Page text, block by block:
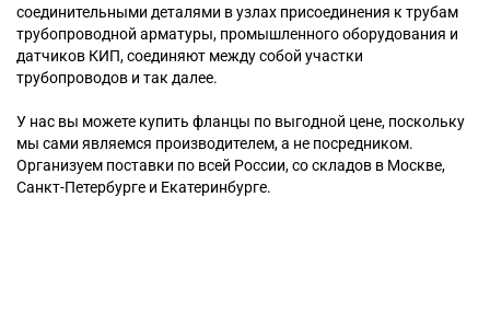
соединительными деталями в узлах присоединения к трубам
трубопроводной арматуры, промышленного оборудования и
датчиков КИП, соединяют между собой участки
трубопроводов и так далее.
У нас вы можете купить фланцы по выгодной цене, поскольку
мы сами являемся производителем, а не посредником.
Организуем поставки по всей России, со складов в Москве,
Санкт-Петербурге и Екатеринбурге.